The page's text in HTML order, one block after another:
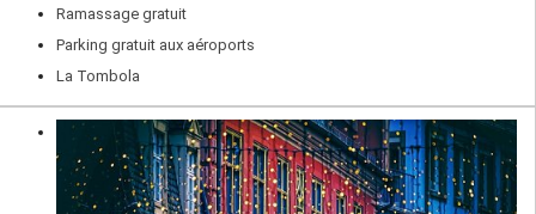
Ramassage gratuit
Parking gratuit aux aéroports
La Tombola